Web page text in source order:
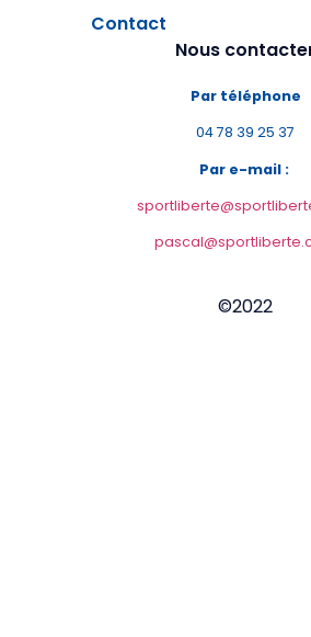
Contact
Nous
Par téléphone
04 78 39 25 37
Par e-mail :
©2022